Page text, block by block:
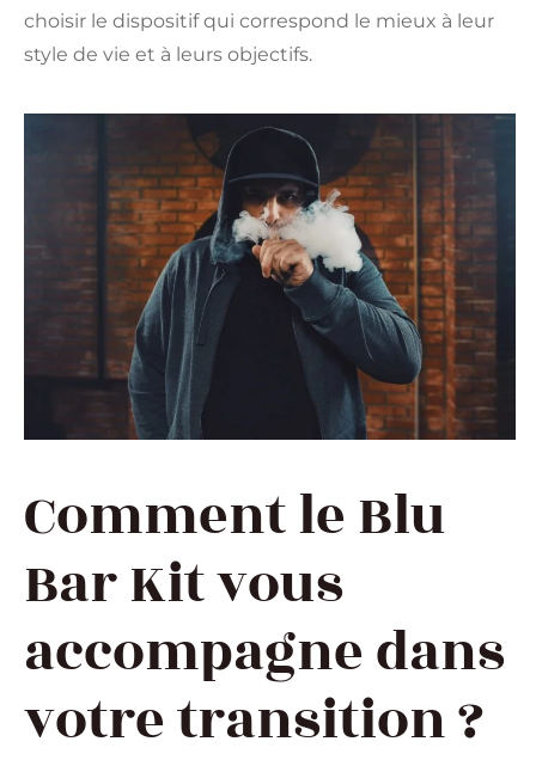
choisir le dispositif qui correspond le mieux à leur
style de vie et à leurs objectifs.
Comment le Blu
Bar Kit vous
accompagne dans
votre transition ?